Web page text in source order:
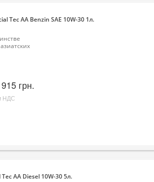
Tec AA Benzin SAE 10W-30 1л.
915 грн.
НДС
AA Diesel 10W-30 5л.